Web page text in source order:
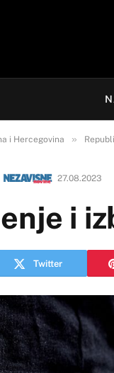
i Hercegovina »
27.08.2023
i
Twitter